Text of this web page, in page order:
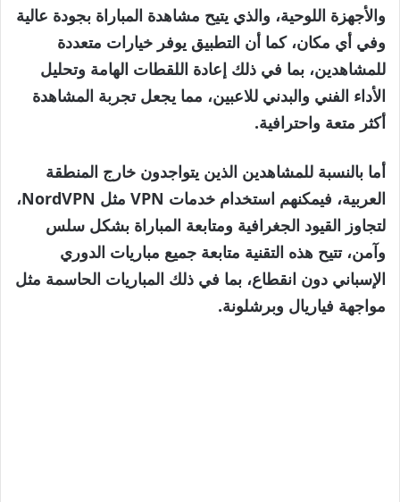
والأجهزة اللوحية، والذي يتيح مشاهدة المباراة بجودة عالية
وفي أي مكان، كما أن التطبيق يوفر خيارات متعددة
للمشاهدين، بما في ذلك إعادة اللقطات الهامة وتحليل
الأداء الفني والبدني للاعبين، مما يجعل تجربة المشاهدة
أكثر متعة واحترافية.
أما بالنسبة للمشاهدين الذين يتواجدون خارج المنطقة
العربية، فيمكنهم استخدام خدمات VPN مثل NordVPN،
لتجاوز القيود الجغرافية ومتابعة المباراة بشكل سلس
وآمن، تتيح هذه التقنية متابعة جميع مباريات الدوري
الإسباني دون انقطاع، بما في ذلك المباريات الحاسمة مثل
مواجهة فياريال وبرشلونة.